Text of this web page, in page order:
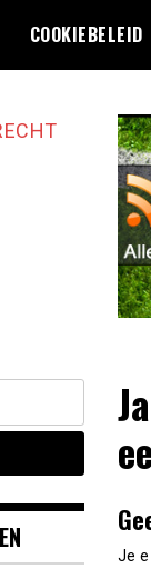
COOKIEBELEID
Je